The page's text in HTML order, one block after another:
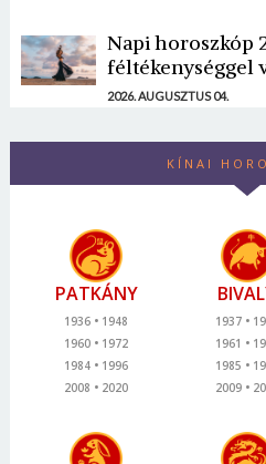
Napi horoszkóp
féltékenységgel
2026. AUGUSZTUS 04.
KÍNAI
PATKÁNY
1936
1948
1960
1972
1984
1996
2008
2020
1937
1961
1985
2009